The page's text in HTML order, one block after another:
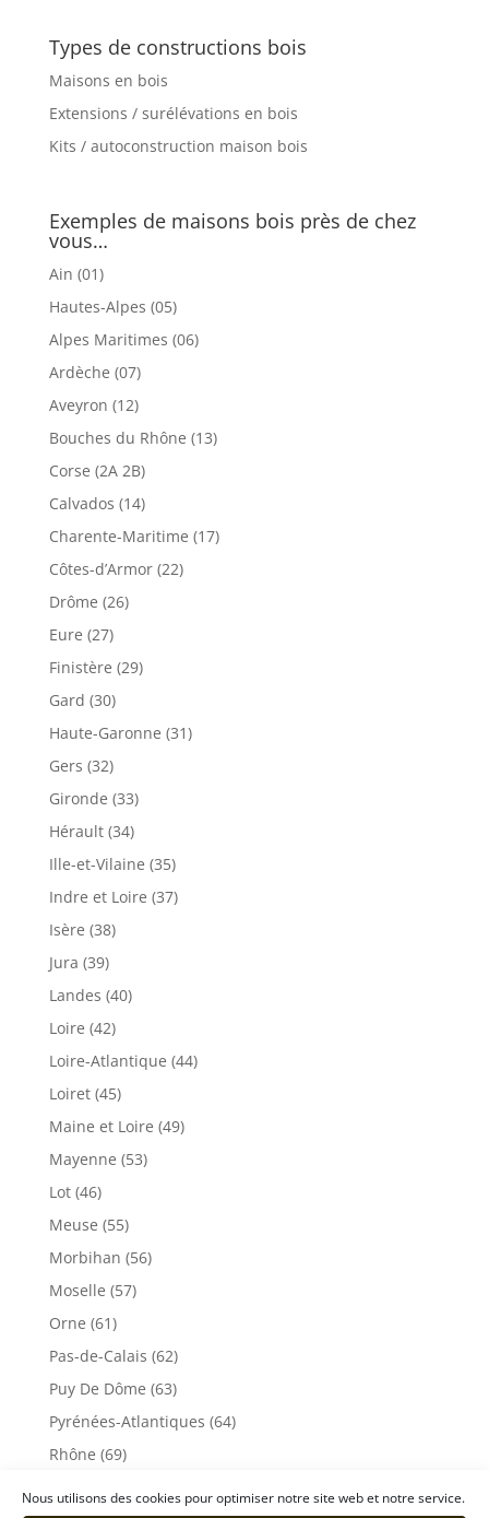
Nous utilisons des cookies pour optimiser notre site web et notre service.
Types de constructions bois
Maisons en bois
Extensions / surélévations en bois
Kits / autoconstruction maison bois
Exemples de maisons bois près de chez
vous…
Ain (01)
Hautes-Alpes (05)
Alpes Maritimes (06)
Ardèche (07)
Aveyron (12)
Bouches du Rhône (13)
Corse (2A 2B)
Calvados (14)
Charente-Maritime (17)
Côtes-d’Armor (22)
Drôme (26)
Eure (27)
Finistère (29)
Gard (30)
Haute-Garonne (31)
Gers (32)
Gironde (33)
Hérault (34)
Ille-et-Vilaine (35)
Indre et Loire (37)
Isère (38)
Jura (39)
Landes (40)
Loire (42)
Loire-Atlantique (44)
Loiret (45)
Maine et Loire (49)
Mayenne (53)
Lot (46)
Meuse (55)
Morbihan (56)
Moselle (57)
Orne (61)
Pas-de-Calais (62)
Puy De Dôme (63)
Pyrénées-Atlantiques (64)
Rhône (69)